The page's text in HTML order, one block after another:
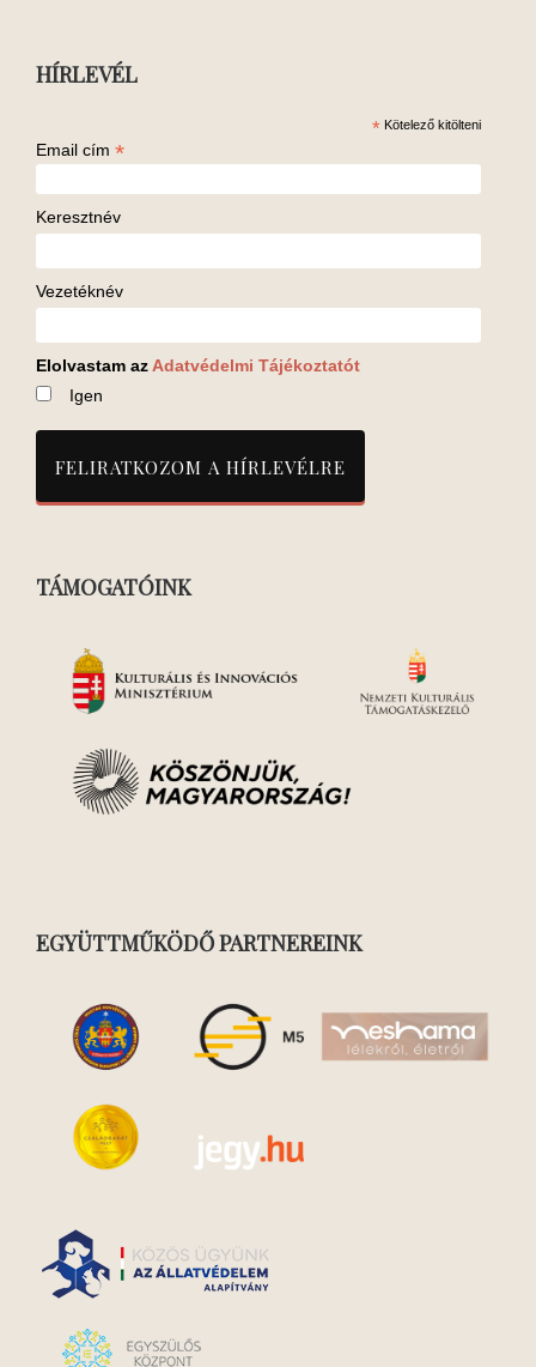
HÍRLEVÉL
* Kötelező kitölteni
Email cím *
Keresztnév
Vezetéknév
Elolvastam az Adatvédelmi Tájékoztatót
Igen
TÁMOGATÓINK
EGYÜTTMŰKÖDŐ PARTNEREINK